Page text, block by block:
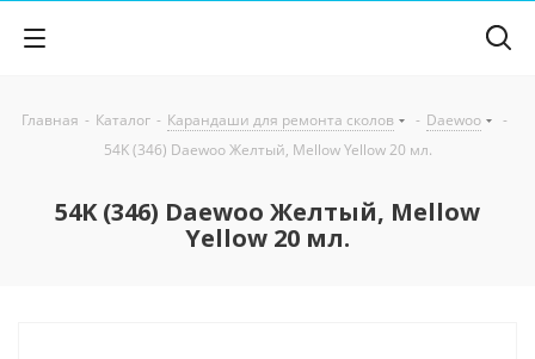
Главная - Каталог - Карандаши для ремонта сколов - Daewoo
-
54K (346) Daewoo Желтый, Mellow Yellow 20 мл.
54K (346) Daewoo Желтый, Mellow
Yellow 20 мл.